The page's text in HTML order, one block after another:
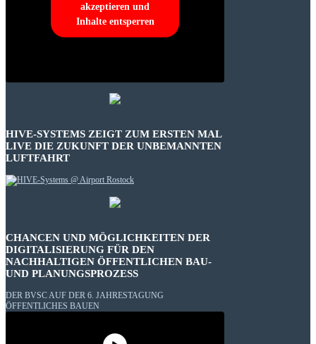
akzeptieren und
Inhalte entsperren
HIVE-SYSTEMS ZEIGT ZUM ERSTEN MAL
LIVE DIE ZUKUNFT DER UNBEMANNTEN
LUFTFAHRT
CHANCEN UND MÖGLICHKEITEN DER
DIGITALISIERUNG FÜR DEN
NACHHALTIGEN ÖFFENTLICHEN BAU-
UND PLANUNGSPROZESS
DER BVSC AUF DER 6. JAHRESTAGUNG
ÖFFENTLICHES BAUEN